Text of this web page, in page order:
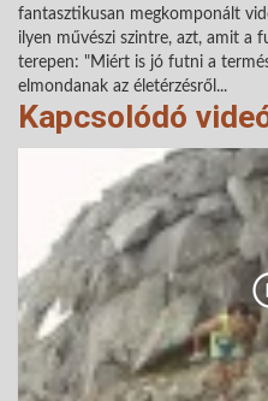
fantasztikusan megkomponált
ilyen művészi szintre, azt, amit a
terepen: "Miért is jó futni a
elmondanak az életérzésről...
Kapcsolódó